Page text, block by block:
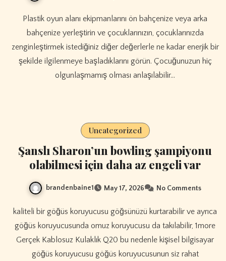
Plastik oyun alanı ekipmanlarını ön bahçenize veya arka
bahçenize yerleştirin ve çocuklarınızın, çocuklarınızda
zenginleştirmek istediğiniz diğer değerlerle ne kadar enerjik bir
şekilde ilgilenmeye başladıklarını görün. Çocuğunuzun hiç
olgunlaşmamış olması anlaşılabilir…
Uncategorized
Şanslı Sharon’un bowling şampiyonu
olabilmesi için daha az engeli var
brandenbaine1 May 17, 2026 No Comments
kaliteli bir göğüs koruyucusu göğsünüzü kurtarabilir ve ayrıca
göğüs koruyucusunda omuz koruyucusu da takılabilir, 1more
Gerçek Kablosuz Kulaklık Q20 bu nedenle kişisel bilgisayar
göğüs koruyucusu göğüs koruyucusunun siz rahat